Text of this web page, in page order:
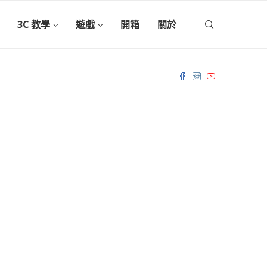
3C 教學 遊戲 開箱 關於